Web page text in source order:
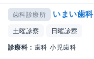
歯科診療所 いまい歯科
土曜診察 日曜診察
診療科： 歯科 小児歯科